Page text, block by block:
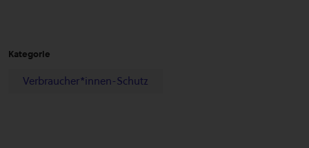
Kategorie
Verbraucher*innen-Schutz